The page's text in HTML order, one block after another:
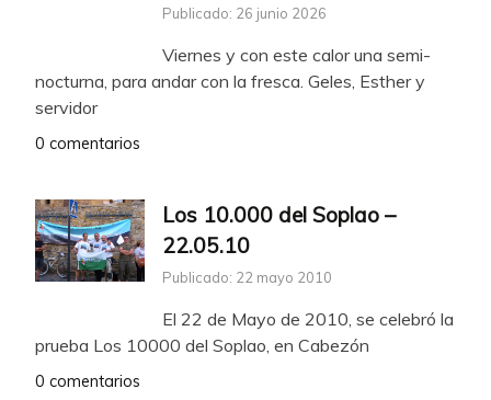
Publicado: 26 junio 2026
Viernes y con este calor una semi-
nocturna, para andar con la fresca. Geles, Esther y
servidor
0 comentarios
Los 10.000 del Soplao –
22.05.10
Publicado: 22 mayo 2010
El 22 de Mayo de 2010, se celebró la
prueba Los 10000 del Soplao, en Cabezón
0 comentarios